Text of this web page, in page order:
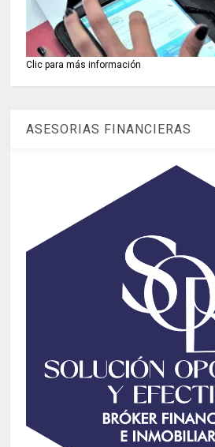
Clic para más información
ASESORIAS FINANCIERAS